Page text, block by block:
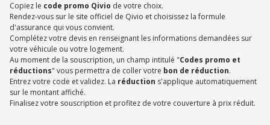
Copiez le code promo Qivio de votre choix.
Rendez-vous sur le site officiel de Qivio et choisissez la formule
d'assurance qui vous convient.
Complétez votre devis en renseignant les informations demandées sur
votre véhicule ou votre logement.
Au moment de la souscription, un champ intitulé "Codes promo et
réductions" vous permettra de coller votre bon de réduction.
Entrez votre code et validez. La réduction s'applique automatiquement
sur le montant affiché.
Finalisez votre souscription et profitez de votre couverture à prix réduit.